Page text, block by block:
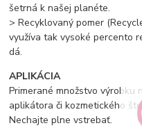
šetrná k našej planéte.
> Recyklovaný pomer
využíva tak vysoké percento
dá.
APLIKÁCIA
Primerané množstvo výrobku
aplikátora či kozmetického
Nechajte plne vstrebať.